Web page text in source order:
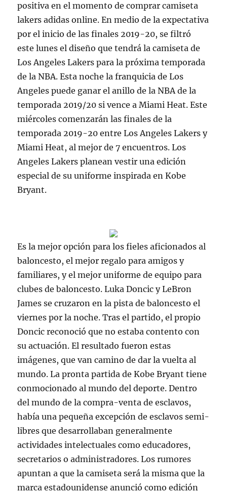
positiva en el momento de comprar camiseta
lakers adidas online. En medio de la expectativa
por el inicio de las finales 2019-20, se filtró
este lunes el diseño que tendrá la camiseta de
Los Angeles Lakers para la próxima temporada
de la NBA. Esta noche la franquicia de Los
Angeles puede ganar el anillo de la NBA de la
temporada 2019/20 si vence a Miami Heat. Este
miércoles comenzarán las finales de la
temporada 2019-20 entre Los Angeles Lakers y
Miami Heat, al mejor de 7 encuentros. Los
Angeles Lakers planean vestir una edición
especial de su uniforme inspirada en Kobe
Bryant.
Es la mejor opción para los fieles aficionados al
baloncesto, el mejor regalo para amigos y
familiares, y el mejor uniforme de equipo para
clubes de baloncesto. Luka Doncic y LeBron
James se cruzaron en la pista de baloncesto el
viernes por la noche. Tras el partido, el propio
Doncic reconoció que no estaba contento con
su actuación. El resultado fueron estas
imágenes, que van camino de dar la vuelta al
mundo. La pronta partida de Kobe Bryant tiene
conmocionado al mundo del deporte. Dentro
del mundo de la compra-venta de esclavos,
había una pequeña excepción de esclavos semi-
libres que desarrollaban generalmente
actividades intelectuales como educadores,
secretarios o administradores. Los rumores
apuntan a que la camiseta será la misma que la
marca estadounidense anunció como edición